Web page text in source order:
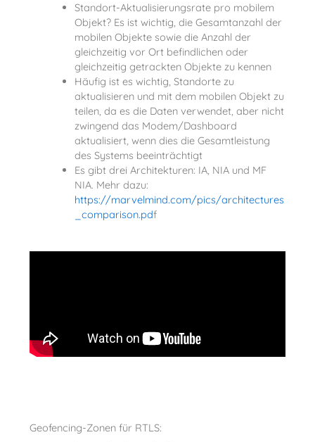
Standort-Aktualisierungsrate pro mobilem
Objekt? Es ist wichtig, die Gesamtanzahl der
mobilen Objekte sowie die Anzahl der
gleichzeitig vor Ort befindlichen oder
gleichzeitig getrackten Objekte zu kennen
Häufig ist es wichtig, Standorte zu
aktualisieren und mit dem mobilen Objekt zu
teilen, da es die Daten verwendet, aber nicht
zwingend das Modem/Dashboard
aktualisiert, wenn dies die Gesamtleistung
des Systems beeinträchtigt
Es gibt drei Architekturen: IA, NIA und MF
NIA. Mehr dazu:
https://marvelmind.com/pics/architectures
_comparison.pdf
Geofencing-Zonen für RTLS: